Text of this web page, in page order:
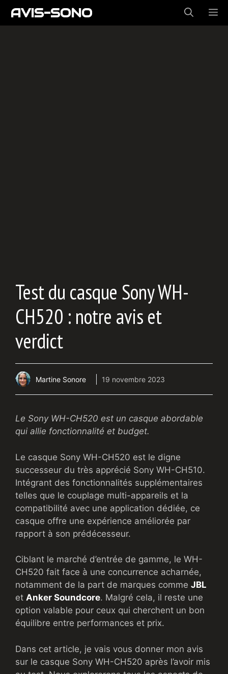
AllerAVIS-SONO
Test du casque Sony WH-
CH520 : notre avis et
verdict
Martine Sonore 19 novembre 2023
Le Sony WH-CH520 est un casque abordable
qui allie fonctionnalité et budget.
Le casque Sony WH-CH520 est le digne
successeur du très apprécié Sony WH-CH510.
Intégrant des fonctionnalités supplémentaires
telles que le couplage multi-appareils et la
compatibilité avec une application dédiée, ce
casque offre une expérience améliorée par
rapport à son prédécesseur.
Ciblant le marché d’entrée de gamme, le WH-
CH520 fait face à une concurrence acharnée,
notamment de la part de marques comme JBL
et Anker Soundcore. Malgré cela, il reste une
option valable pour ceux qui cherchent un bon
équilibre entre performances et prix.
Dans cet article, je vais vous donner mon avis
sur le casque Sony WH-CH520 après l’avoir mis